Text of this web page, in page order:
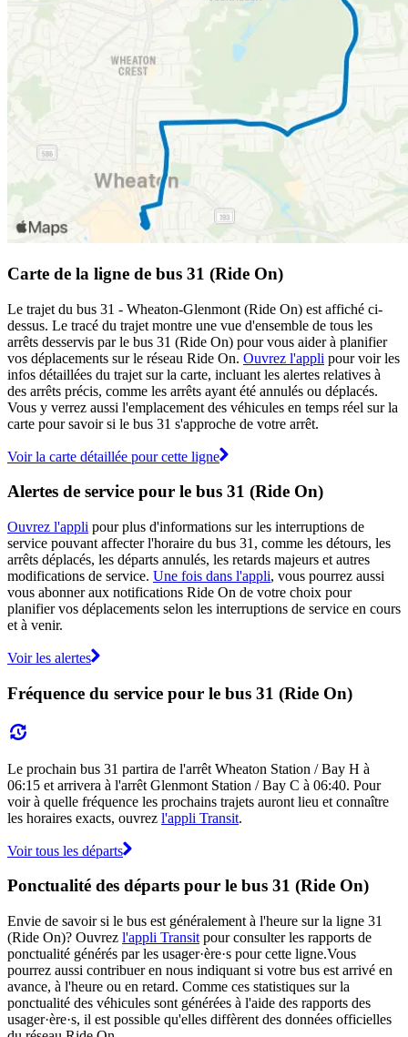
Carte de la ligne de bus 31 (Ride On)
Le trajet du bus 31 - Wheaton-Glenmont (Ride On) est affiché ci-
dessus. Le tracé du trajet montre une vue d'ensemble de tous les
arrêts desservis par le bus 31 (Ride On) pour vous aider à planifier
vos déplacements sur le réseau Ride On. Ouvrez l'appli pour voir les
infos détaillées du trajet sur la carte, incluant les alertes relatives à
des arrêts précis, comme les arrêts ayant été annulés ou déplacés.
Vous y verrez aussi l'emplacement des véhicules en temps réel sur la
carte pour savoir si le bus 31 s'approche de votre arrêt.
Voir la carte détaillée pour cette ligne
Alertes de service pour le bus 31 (Ride On)
Ouvrez l'appli pour plus d'informations sur les interruptions de
service pouvant affecter l'horaire du bus 31, comme les détours, les
arrêts déplacés, les départs annulés, les retards majeurs et autres
modifications de service. Une fois dans l'appli, vous pourrez aussi
vous abonner aux notifications Ride On de votre choix pour
planifier vos déplacements selon les interruptions de service en cours
et à venir.
Voir les alertes
Fréquence du service pour le bus 31 (Ride On)
Le prochain bus 31 partira de l'arrêt Wheaton Station / Bay H à
06:15 et arrivera à l'arrêt Glenmont Station / Bay C à 06:40. Pour
voir à quelle fréquence les prochains trajets auront lieu et connaître
les horaires exacts, ouvrez l'appli Transit.
Voir tous les départs
Ponctualité des départs pour le bus 31 (Ride On)
Envie de savoir si le bus est généralement à l'heure sur la ligne 31
(Ride On)? Ouvrez l'appli Transit pour consulter les rapports de
ponctualité générés par les usager·ère·s pour cette ligne.Vous
pourrez aussi contribuer en nous indiquant si votre bus est arrivé en
avance, à l'heure ou en retard. Comme ces statistiques sur la
ponctualité des véhicules sont générées à l'aide des rapports des
usager·ère·s, il est possible qu'elles diffèrent des données officielles